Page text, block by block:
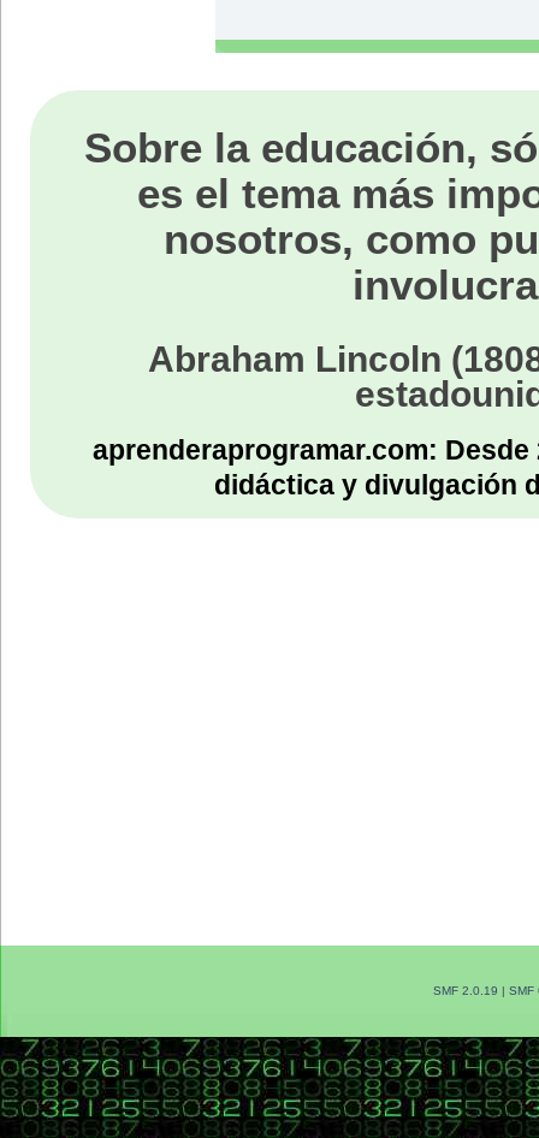
Sobre la educación,
es el tema más
nosotros, como
Abraham Lincoln
aprenderaprogramar.com:
didáctica y divulgación
SMF 2.0.19 SMF